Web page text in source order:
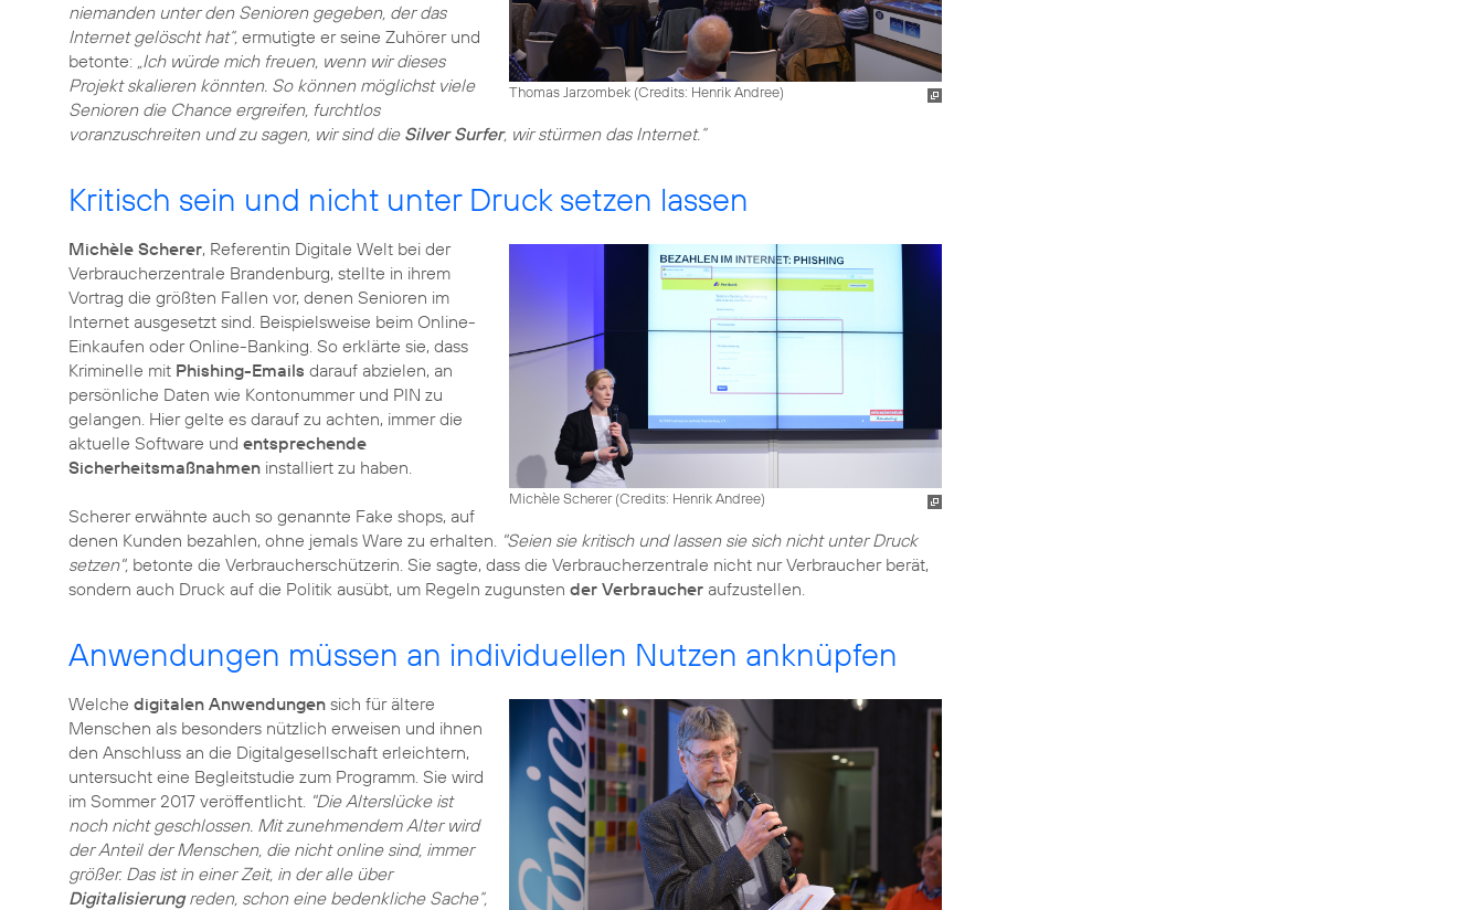
Thomas Jarzombek (Credits: Henrik Andree)
niemanden unter den Senioren gegeben, der das
Internet gelöscht hat“, ermutigte er seine Zuhörer und
betonte: „Ich würde mich freuen, wenn wir dieses
Projekt skalieren könnten. So können möglichst viele
Senioren die Chance ergreifen, furchtlos
voranzuschreiten und zu sagen, wir sind die Silver Surfer, wir stürmen das Internet.“
Kritisch sein und nicht unter Druck setzen lassen
Michèle Scherer (Credits: Henrik Andree)
Michèle Scherer, Referentin Digitale Welt bei der
Verbraucherzentrale Brandenburg, stellte in ihrem
Vortrag die größten Fallen vor, denen Senioren im
Internet ausgesetzt sind. Beispielsweise beim Online-
Einkaufen oder Online-Banking. So erklärte sie, dass
Kriminelle mit Phishing-Emails darauf abzielen, an
persönliche Daten wie Kontonummer und PIN zu
gelangen. Hier gelte es darauf zu achten, immer die
aktuelle Software und entsprechende
Sicherheitsmaßnahmen installiert zu haben.
Scherer erwähnte auch so genannte Fake shops, auf
denen Kunden bezahlen, ohne jemals Ware zu erhalten. "Seien sie kritisch und lassen sie sich nicht unter Druck
setzen", betonte die Verbraucherschützerin. Sie sagte, dass die Verbraucherzentrale nicht nur Verbraucher berät,
sondern auch Druck auf die Politik ausübt, um Regeln zugunsten der Verbraucher aufzustellen.
Anwendungen müssen an individuellen Nutzen anknüpfen
Welche digitalen Anwendungen sich für ältere
Menschen als besonders nützlich erweisen und ihnen
den Anschluss an die Digitalgesellschaft erleichtern,
untersucht eine Begleitstudie zum Programm. Sie wird
im Sommer 2017 veröffentlicht. "Die Alterslücke ist
noch nicht geschlossen. Mit zunehmendem Alter wird
der Anteil der Menschen, die nicht online sind, immer
größer. Das ist in einer Zeit, in der alle über
Digitalisierungreden, schon eine bedenkliche Sache“,